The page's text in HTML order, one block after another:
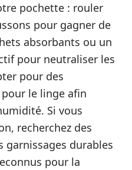
pochette : rouler
pour gagner de
absorbants ou un
pour neutraliser les
pour des
le linge afin
Si vous
recherchez des
garnissages durables
pour la